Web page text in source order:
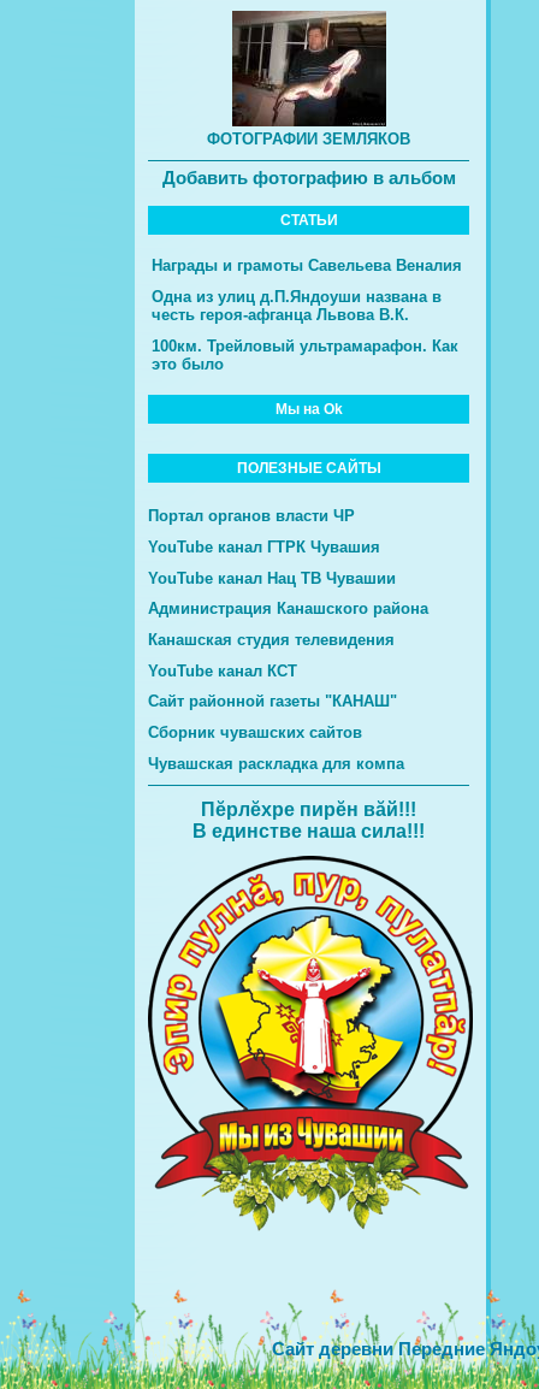
ФОТОГРАФИИ ЗЕМЛЯКОВ
Добавить фотографию в альбом
СТАТЬИ
Награды и грамоты Савельева Веналия
Одна из улиц д.П.Яндоуши названа в
честь героя-афганца Львова В.К.
100км. Трейловый ультрамарафон. Как
это было
Мы на Ok
ПОЛЕЗНЫЕ САЙТЫ
Портал органов власти ЧР
YouTube канал ГТРК Чувашия
YouTube канал Нац ТВ Чувашии
Администрация Канашского района
Канашская студия телевидения
YouTube канал КСТ
Сайт районной газеты "КАНАШ"
Сборник чувашских сайтов
Чувашская раскладка для компа
Пĕрлĕхре пирĕн вăй!!!
В единстве наша сила!!!
Сайт деревни Передние